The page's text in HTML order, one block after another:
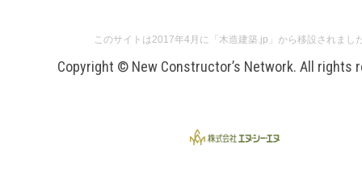
このサイトは2017年4月に「木造建築.jp」から移設されまし
Copyright © New Constructor’s Network. All rights